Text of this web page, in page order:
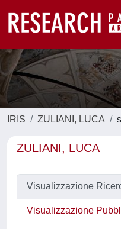
IRIS ZULIANI, LUCA
ZULIANI, LUCA
Visualizzazione
Visualizzazione